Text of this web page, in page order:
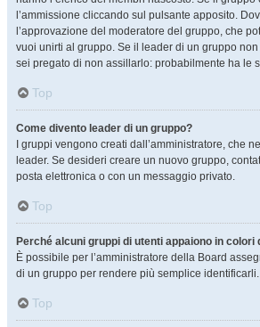
l’ammissione cliccando sul pulsante apposito.
l’approvazione del moderatore del gruppo, che
vuoi unirti al gruppo. Se il leader di un gruppo
sei pregato di non assillarlo: probabilmente ha le
Top
Come divento leader di un gruppo?
I gruppi vengono creati dall’amministratore, che
leader. Se desideri creare un nuovo gruppo,
posta elettronica o con un messaggio privato.
Top
Perché alcuni gruppi di utenti appaiono in colori
È possibile per l’amministratore della Board
di un gruppo per rendere più semplice identificarli.
Top